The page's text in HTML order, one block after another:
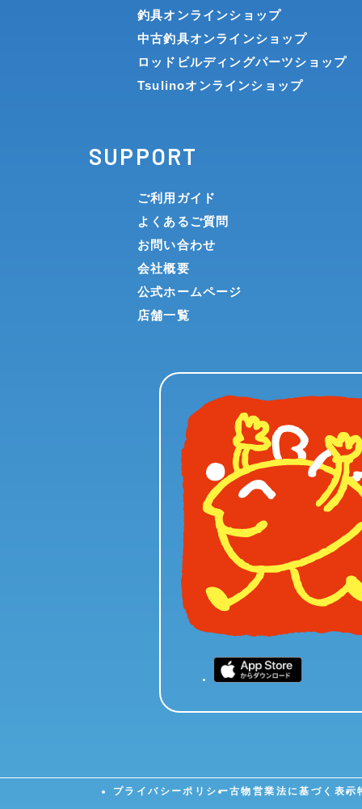
釣具オンラインショップ
中古釣具オンラインショップ
ロッドビルディングパーツショップ
Tsulinoオンラインショップ
SUPPORT
ご利用ガイド
よくあるご質問
お問い合わせ
会社概要
公式ホームページ
店舗一覧
プライバシーポリシー古物営業法に基づく表示